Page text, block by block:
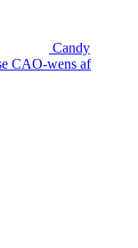
Candy
CAO-wens af